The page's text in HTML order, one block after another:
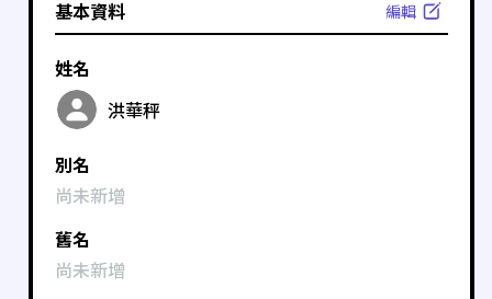
基本資料 編輯
姓名
洪華秤
別名
尚未新增
舊名
尚未新增